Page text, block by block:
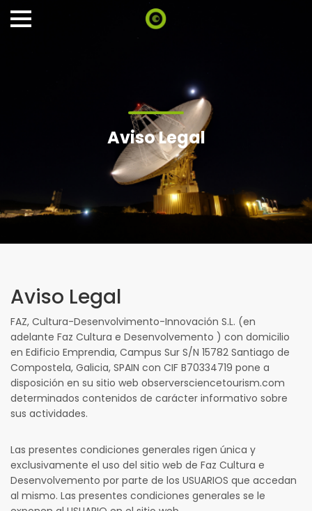
Aviso Legal
Aviso Legal
FAZ, Cultura-Desenvolvimento-Innovación S.L. (en
adelante Faz Cultura e Desenvolvemento ) con domicilio
en Edificio Emprendia, Campus Sur S/N 15782 Santiago de
Compostela, Galicia, SPAIN con CIF B70334719 pone a
disposición en su sitio web observersciencetourism.com
determinados contenidos de carácter informativo sobre
sus actividades.
Las presentes condiciones generales rigen única y
exclusivamente el uso del sitio web de Faz Cultura e
Desenvolvemento por parte de los USUARIOS que accedan
al mismo. Las presentes condiciones generales se le